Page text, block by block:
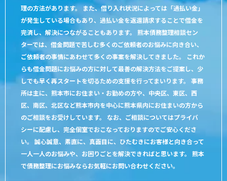
理の方法があります。 また、借り入れ状況によっては「過払い金」
が発生している場合もあり、過払い金を返還請求することで借金を
完済し、解決につながることもあります。 熊本債務整理相談セン
ターでは、借金問題で苦しむ多くのご依頼者のお悩みに向き合い、
ご依頼者の事情にあわせて多くの事案を解決してきました。 これか
らも借金問題にお悩みの方に対して最善の解決方法をご提案し、少
しでも早く再スタートを切るための支援を行ってまいります。 事務
所は主に、熊本市にお住まい・お勤めの方や、中央区、東区、西
区、南区、北区など熊本市内を中心に熊本県内にお住まいの方から
のご相談をお受けしています。 なお、ご相談についてはプライバ
シーに配慮し、完全個室でおこなっておりますのでご安心くださ
い。 誠心誠意、素直に、真面目に、ひたむきにお客様と向き合って
一人一人のお悩みや、お困りごとを解決できればと思います。 熊本
で債務整理にお悩みならお気軽にお問い合わせください。